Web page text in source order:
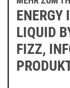
ENERGY
LIQUID
FIZZ,